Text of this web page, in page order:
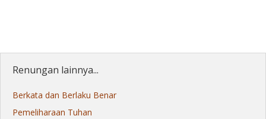
Renungan lainnya...
Berkata dan Berlaku Benar
Pemeliharaan Tuhan